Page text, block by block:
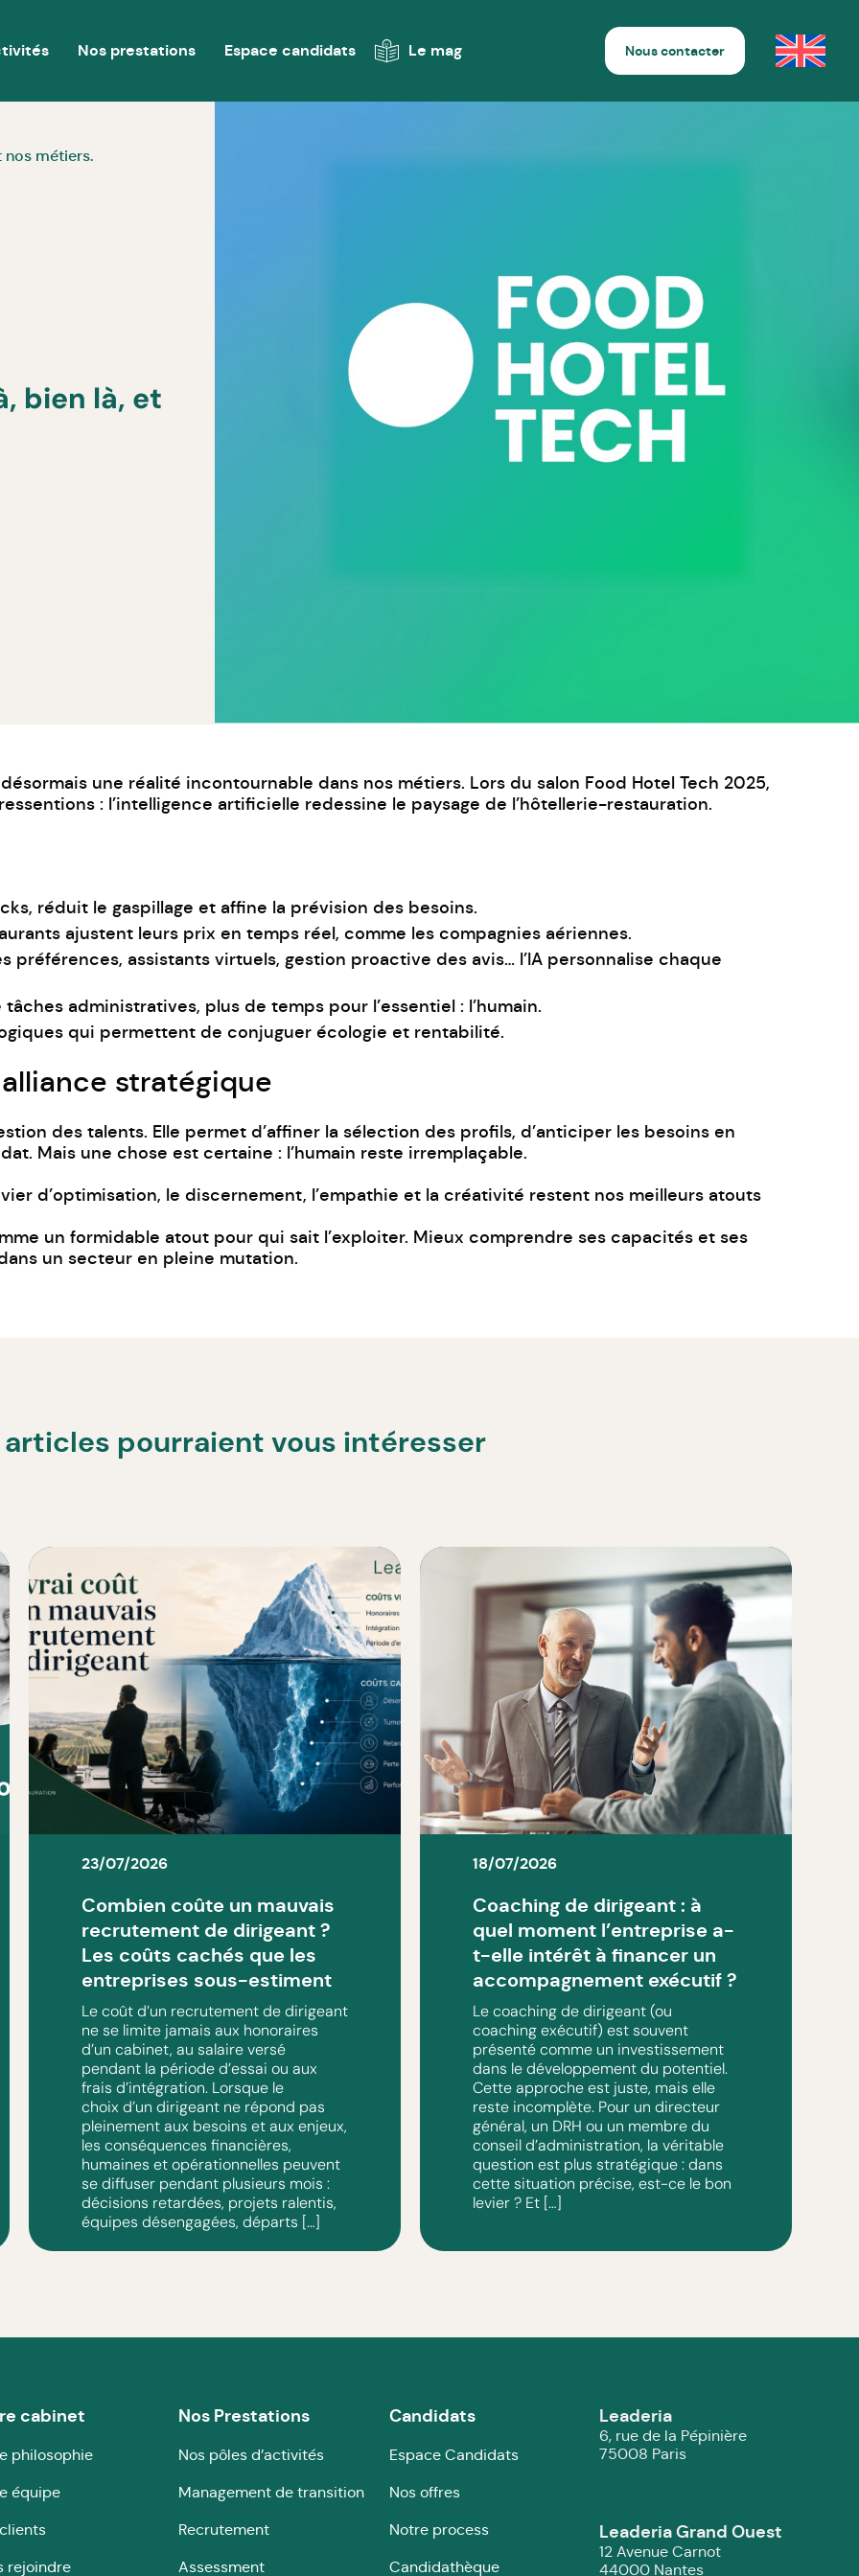
Nos prestations Espace candidats Le mag Nous contacter
nos métiers.
bien là, et
une réalité incontournable dans nos métiers. Lors du salon Food Hotel Tech 2025,
: l’intelligence artificielle redessine le paysage de l’hôtellerie-restauration.
réduit le gaspillage et affine la prévision des besoins.
ajustent leurs prix en temps réel, comme les compagnies aériennes.
préférences, assistants virtuels, gestion proactive des avis… l’IA personnalise chaque
administratives, plus de temps pour l’essentiel : l’humain.
qui permettent de conjuguer écologie et rentabilité.
stratégique
des talents. Elle permet d’affiner la sélection des profils, d’anticiper les besoins en
Mais une chose est certaine : l’humain reste irremplaçable.
d’optimisation, le discernement, l’empathie et la créativité restent nos meilleurs atouts
un formidable atout pour qui sait l’exploiter. Mieux comprendre ses capacités et ses
un secteur en pleine mutation.
articles pourraient vous intéresser
23/07/2026
Combien coûte un mauvais
recrutement de dirigeant ?
Les coûts cachés que les
entreprises sous-estiment
Le coût d’un recrutement de dirigeant
ne se limite jamais aux honoraires
d’un cabinet, au salaire versé
pendant la période d’essai ou aux
frais d’intégration. Lorsque le
choix d’un dirigeant ne répond pas
pleinement aux besoins et aux enjeux,
les conséquences financières,
humaines et opérationnelles peuvent
se diffuser pendant plusieurs mois :
décisions retardées, projets ralentis,
équipes désengagées, départs […]
18/07/2026
Coaching de dirigeant : à
quel moment l’entreprise a-
t-elle intérêt à financer un
accompagnement exécutif ?
Le coaching de dirigeant (ou
coaching exécutif) est souvent
présenté comme un investissement
dans le développement du potentiel.
Cette approche est juste, mais elle
reste incomplète. Pour un directeur
général, un DRH ou un membre du
conseil d’administration, la véritable
question est plus stratégique : dans
cette situation précise, est-ce le bon
levier ? Et […]
cabinet
philosophie
équipe
rejoindre
Nos Prestations
Nos pôles d’activités
Management de transition
Recrutement
Assessment
Candidats
Espace Candidats
Nos offres
Notre process
Candidathèque
Leaderia
6, rue de la Pépinière
75008 Paris
Leaderia Grand Ouest
12 Avenue Carnot
44000 Nantes